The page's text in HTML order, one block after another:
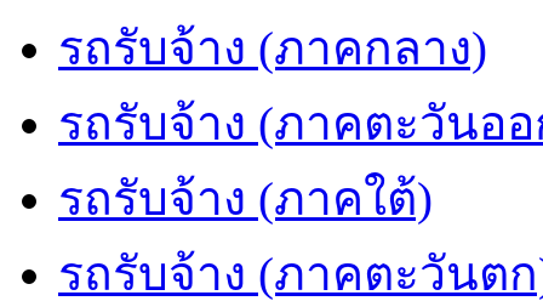
รถรับจ้าง (ภาคกลาง)
รถรับจ้าง (ภาคตะวันอ
รถรับจ้าง (ภาคใต้)
รถรับจ้าง (ภาคตะวันต